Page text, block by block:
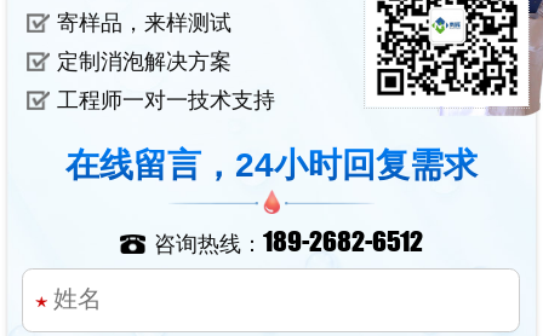
在线留言，24小时回复需求
寄样品，来样测试
定制消泡解决方案
工程师一对一技术支持
咨询热线： 189-2682-6512